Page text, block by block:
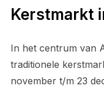
Kerstmarkt
In het centrum van
traditionele
november t/m 23